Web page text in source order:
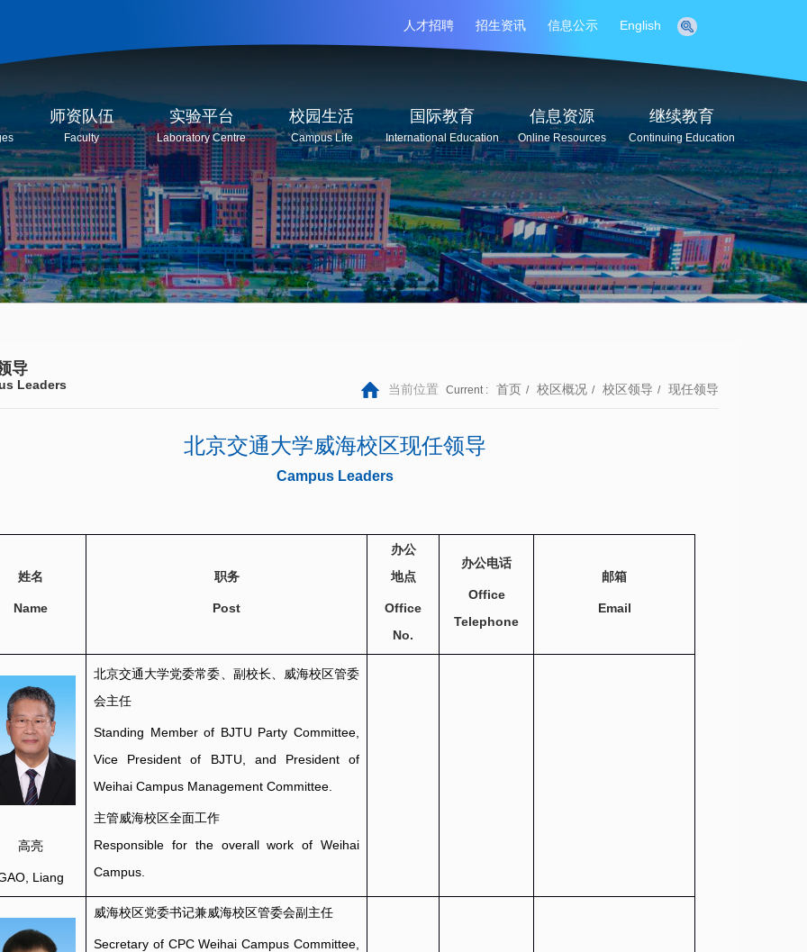
人才招聘 招生资讯 信息公示 English
师资队伍
Faculty
实验平台
Laboratory Centre
校园生活
Campus Life
国际教育
International Education
信息资源
Online Resources
继续教育
Continuing Education
导
Leaders 当前位置 Current : 首页 / 校区概况 / 校区领导 / 现任领导
北京交通大学威海校区现任领导
Campus Leaders
姓名
Name
职务
Post
办公
地点
Office
No.
办公电话
Office
Telephone
邮箱
Email
高亮
Liang
北京交通大学党委常委、副校长、威海校区管委
会主任
Standing Member of BJTU Party Committee,
Vice President of BJTU, and President of
Weihai Campus Management Committee.
主管威海校区全面工作
Responsible for the overall work of Weihai
Campus.
威海校区党委书记兼威海校区管委会副主任
Secretary of CPC Weihai Campus Committee,